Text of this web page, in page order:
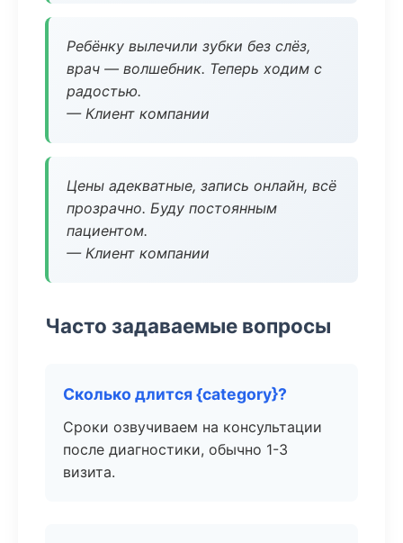
Ребёнку вылечили зубки без слёз,
врач — волшебник. Теперь ходим с
радостью.
— Клиент компании
Цены адекватные, запись онлайн, всё
прозрачно. Буду постоянным
пациентом.
— Клиент компании
Часто задаваемые вопросы
Сколько длится {category}?
Сроки озвучиваем на консультации
после диагностики, обычно 1-3
визита.